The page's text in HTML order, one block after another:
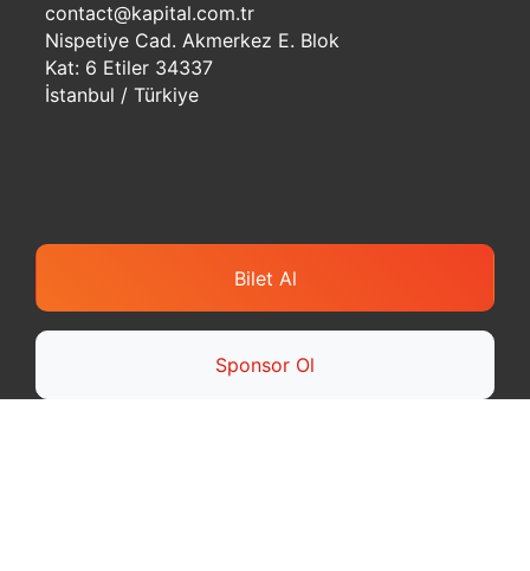
contact@kapital.com.tr
Nispetiye Cad. Akmerkez E. Blok
Kat: 6 Etiler 34337
İstanbul / Türkiye
Bilet Al
Sponsor Ol